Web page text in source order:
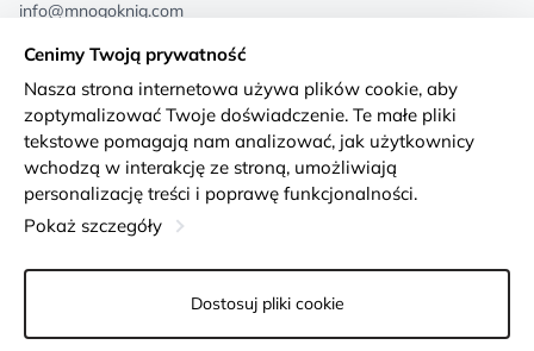
info@mnogoknig.com
Rīga, Augusta Deglava 69d, LV-1082
O nas
Sklepy
Dostawa i płatność
Karty lojalnościowe
Dla klientów hurtowych
Privacy Policy
Warunki i zasady
Returns
Ustawienia plików cookie
Cenimy Twoją prywatność
Nasza strona internetowa używa plików cookie, aby
zoptymalizować Twoje doświadczenie. Te małe pliki
tekstowe pomagają nam analizować, jak użytkownicy
wchodzą w interakcję ze stroną, umożliwiają
personalizację treści i poprawę funkcjonalności.
Pokaż szczegóły
Dostosuj pliki cookie